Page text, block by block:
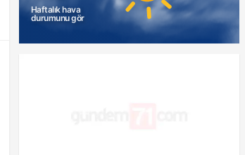
Haftalık hava
durumunu gör